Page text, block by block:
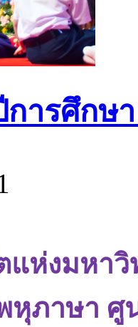
ารศึกษา
แห่งมหา
หุภาษา ศู